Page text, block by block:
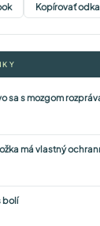
Kopírovať
sa s mozgom
má vlastný
bolí